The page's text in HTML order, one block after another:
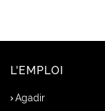
L'EMPLOI
Agadir